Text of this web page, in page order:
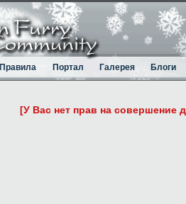
Правила Портал Галерея Блоги
[У Вас нет прав на совершение